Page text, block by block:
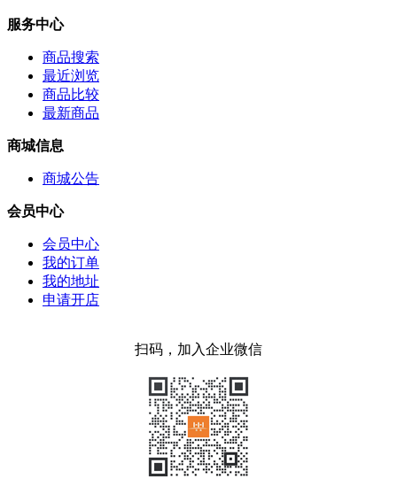
服务中心
商品搜索
最近浏览
商品比较
最新商品
商城信息
商城公告
会员中心
会员中心
我的订单
我的地址
申请开店
扫码，加入企业微信